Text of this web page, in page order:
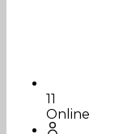
11
Online